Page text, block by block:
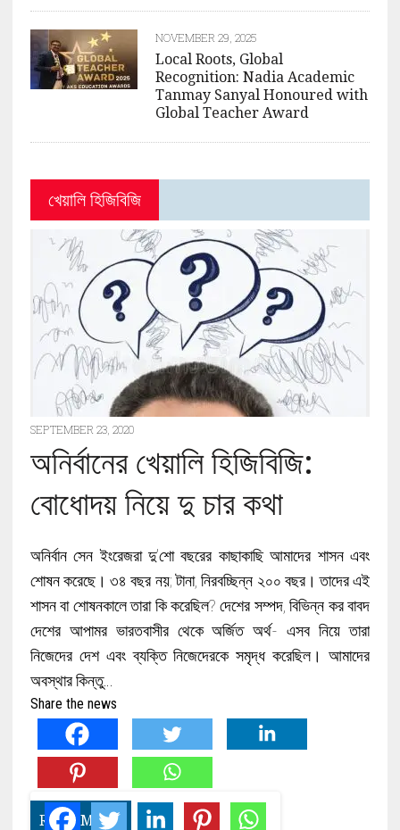
NOVEMBER 29, 2025
Local Roots, Global
Recognition: Nadia Academic
Tanmay Sanyal Honoured with
Global Teacher Award
খেয়ালি হিজিবিজি
SEPTEMBER 23, 2020
অনির্বানের খেয়ালি হিজিবিজি:
বোধোদয় নিয়ে দু চার কথা
অনির্বান সেন ইংরেজরা দু’শো বছরের কাছাকাছি আমাদের শাসন এবং
শোষন করেছে। ৩৪ বছর নয়; টানা, নিরবচ্ছিন্ন ২০০ বছর। তাদের এই
শাসন বা শোষনকালে তারা কি করেছিল? দেশের সম্পদ, বিভিন্ন কর বাবদ
দেশের আপামর ভারতবাসীর থেকে অর্জিত অর্থ- এসব নিয়ে তারা
নিজেদের দেশ এবং ব্যক্তি নিজেদেরকে সমৃদ্ধ করেছিল। আমাদের
অবস্থার কিন্তু…
Share the news
READ MORE